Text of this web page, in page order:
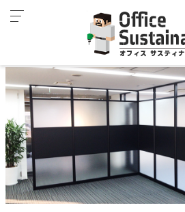
リ
オ
フ
ス
家
具
テ
オフィスパーテーションの種類と特